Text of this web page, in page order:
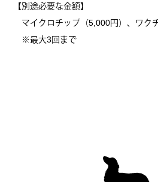
【別途必要な金額】
マイクロチップ（5,000円）、ワク
※最大3回まで